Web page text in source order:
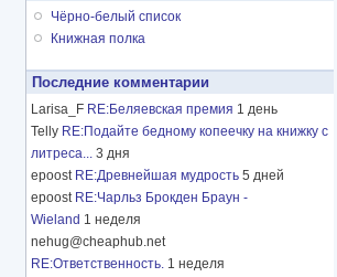
Чёрно-белый список
Книжная полка
Последние комментарии
Larisa_F RE:Беляевская премия 1 день
Telly RE:Подайте бедному копеечку на книжку с
литреса... 3 дня
epoost RE:Древнейшая мудрость 5 дней
epoost RE:Чарльз Брокден Браун -
Wieland 1 неделя
nehug@cheaphub.net
RE:Ответственность. 1 неделя